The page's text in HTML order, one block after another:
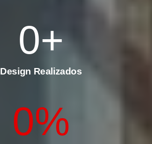
0+
Design Realizados
0%